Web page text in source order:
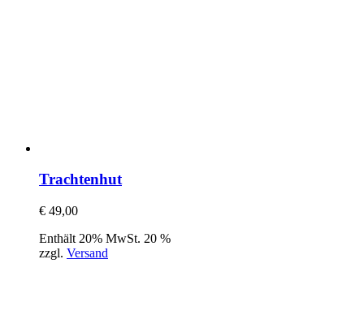
Trachtenhut
€ 49,00
Enthält 20% MwSt. 20 %
zzgl. Versand